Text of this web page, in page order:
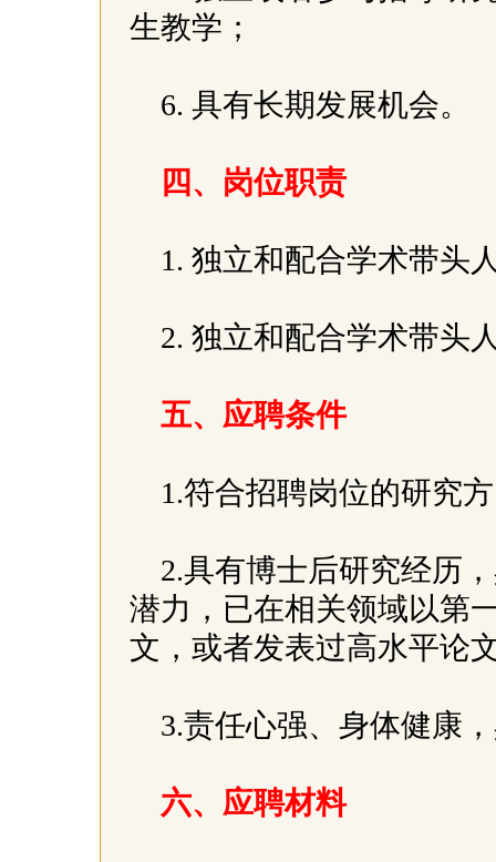
生教学；
6. 具有长期发展机会。
四、岗位职责
1. 独立和配合学术带头
2. 独立和配合学术带头
五、应聘条件
1.符合招聘岗位的研究
2.具有博士后研究经历
潜力，已在相关领域以第
文，或者发表过高水平论
3.责任心强、身体健康
六、应聘材料